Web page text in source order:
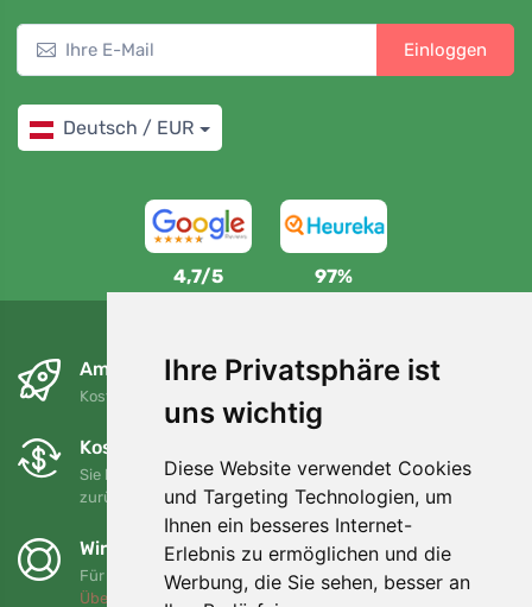
Ihre Privatsphäre ist
uns wichtig
Diese Website verwendet Cookies
und Targeting Technologien, um
Ihnen ein besseres Internet-
Erlebnis zu ermöglichen und die
Werbung, die Sie sehen, besser an
Einloggen
Deutsch / EUR
4,7/5 97%
Am nächsten Tag und kostenlos
Kostenloser Versand für Bestellungen über 80 EUR
Kostenloser Umtausch und Rückgabe
Sie können Ihre Bestellung jederzeit innerhalb von 90 Tagen
zurückgeben oder umtauschen.
Wir unterstützen Trees.org
Für jede Bestellung pflanzen wir einen Baum! Mehr lesen
Über uns